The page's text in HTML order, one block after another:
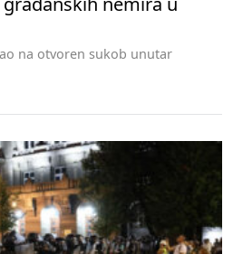
na otvoren sukob unutar